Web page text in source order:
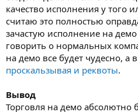
качество исполнения у того
считаю это полностью
зачастую исполнение на
говорить о нормальных
на демо все будет чудесно, а
проскальзывая и реквоты.
Вывод
Торговля на демо абсолютно